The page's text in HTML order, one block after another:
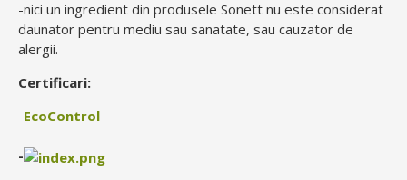
-nici un ingredient din produsele Sonett nu este considerat
daunator pentru mediu sau sanatate, sau cauzator de
alergii.
Certificari:
-
EcoControl